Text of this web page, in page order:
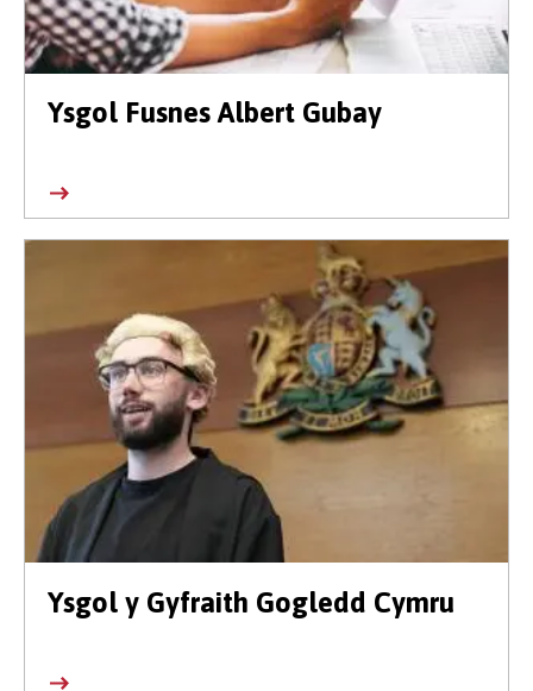
Ysgol Fusnes Albert Gubay
Ysgol y Gyfraith Gogledd Cymru